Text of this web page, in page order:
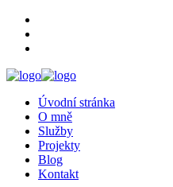
Úvodní stránka
O mně
Služby
Projekty
Blog
Kontakt